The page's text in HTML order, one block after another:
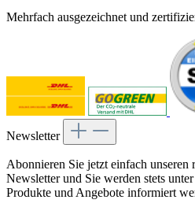
Mehrfach ausgezeichnet und
Newsletter
Abonnieren Sie jetzt einfach unseren
Newsletter und Sie werden stets
Produkte und Angebote informiert